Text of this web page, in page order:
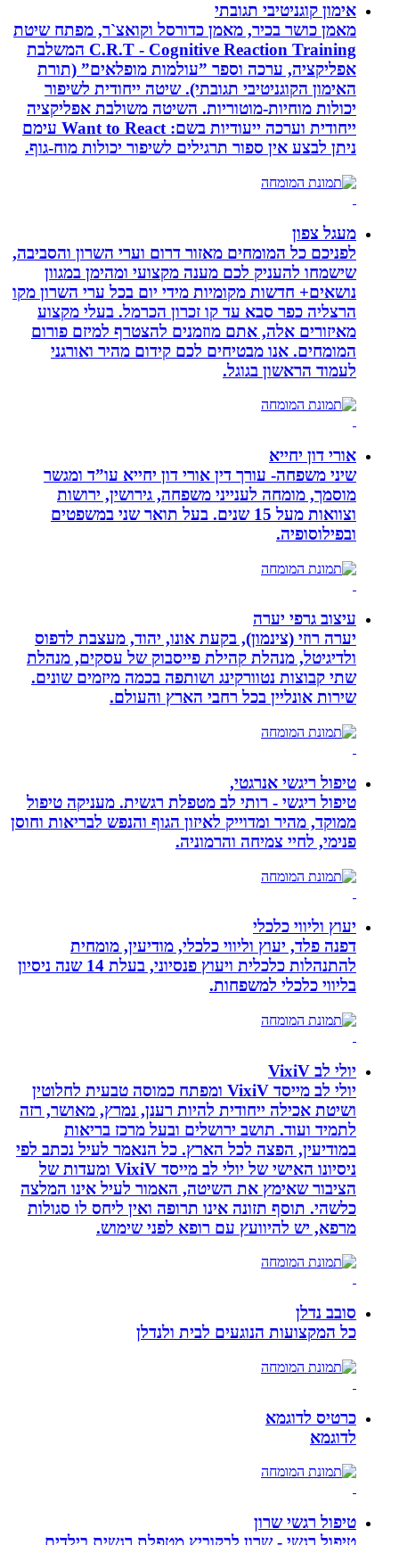
אימון קוגניטיבי תגובתי
מאמן כושר בכיר, מאמן כדורסל וקואצ`ר, מפתח שיטת
C.R.T - Cognitive Reaction Training המשלבת
אפליקציה, ערכה וספר ”עולמות מופלאים” (תורת
האימון הקוגניטיבי תגובתי). שיטה ייחודית לשיפור
יכולות מוחיות-מוטוריות. השיטה משולבת אפליקציה
ייחודית וערכה ייעודיות בשם: Want to React עימם
ניתן לבצע אין ספור תרגילים לשיפור יכולות מוח-גוף.
מעגל צפון
לפניכם כל המומחים מאזור דרום וערי השרון והסביבה,
שישמחו להעניק לכם מענה מקצועי ומהימן במגוון
נושאים+ חדשות מקומיות מידי יום בכל ערי השרון מקו
הרצליה כפר סבא עד קו זכרון הכרמל. בעלי מקצוע
מאיזורים אלה, אתם מוזמנים להצטרף למיזם פורום
המומחים. אנו מבטיחים לכם קידום מהיר ואורגני
לעמוד הראשון בגוגל.
אורי דון יחייא
שיני משפחה- עורך דין אורי דון יחייא עו”ד ומגשר
מוסמך, מומחה לענייני משפחה, גירושין, ירושות
וצוואות מעל 15 שנים. בעל תואר שני במשפטים
ובפילוסופיה.
עיצוב גרפי יערה
יערה רוזי (צינמון), בקעת אונו, יהוד, מעצבת לדפוס
ולדיגיטל, מנהלת קהילת פייסבוק של עסקים, מנהלת
שתי קבוצות נטוורקינג ושותפה בכמה מיזמים שונים.
שירות אונליין בכל רחבי הארץ והעולם.
טיפול ריגשי אנרגטי,
טיפול ריגשי - רותי לב מטפלת רגשית. מעניקה טיפול
ממוקד, מהיר ומדוייק לאיזון הגוף והנפש לבריאות וחוסן
פנימי, לחיי צמיחה והרמוניה.
יעוץ וליווי כלכלי
דפנה פלד, יעוץ וליווי כלכלי, מודיעין, מומחית
להתנהלות כלכלית ויעוץ פנסיוני, בעלת 14 שנה ניסיון
בליווי כלכלי למשפחות.
יולי לב VixiV
יולי לב מייסד VixiV ומפתח כמוסה טבעית לחלוטין
ושיטת אכילה ייחודית להיות רענן, נמרץ, מאושר, רזה
לתמיד ועוד. תושב ירושלים ובעל מרכז בריאות
במודיעין, הפצה לכל הארץ. כל הנאמר לעיל נכתב לפי
ניסיונו האישי של יולי לב מייסד VixiV ומעדות של
הציבור שאימץ את השיטה, האמור לעיל אינו המלצה
כלשהי. תוסף תזונה אינו תרופה ואין ליחס לו סגולות
מרפא, יש להיוועץ עם רופא לפני שימוש.
סובב נדלן
כל המקצועות הנוגעים לבית ולנדלן
כרטיס לדוגמא
לדוגמא
טיפול רגשי שרון